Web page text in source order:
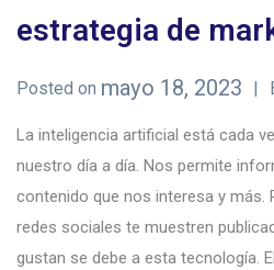
estrategia de
Posted on mayo 18, 2023
La inteligencia artificial está cada
nuestro día a día. Nos permite
contenido que nos interesa y más.
redes sociales te muestren
gustan se debe a esta tecnología.